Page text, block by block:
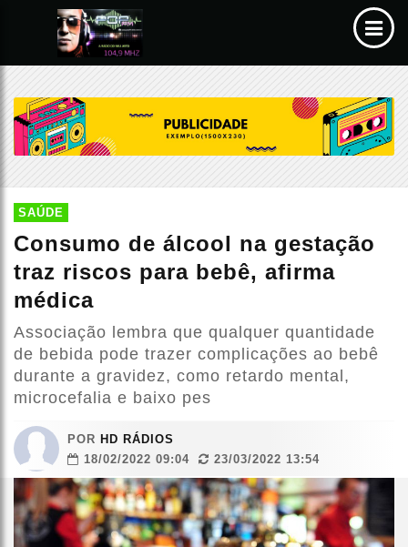
SAÚDE
Consumo de álcool na gestação
traz riscos para bebê, afirma
médica
Associação lembra que qualquer quantidade
de bebida pode trazer complicações ao bebê
durante a gravidez, como retardo mental,
microcefalia e baixo pes
POR HD RÁDIOS
18/02/2022 09:04
23/03/2022 13:54